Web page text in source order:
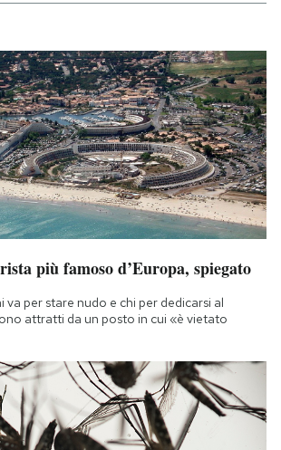
più famoso d’Europa, spiegato
va per stare nudo e chi per dedicarsi al
attratti da un posto in cui «è vietato